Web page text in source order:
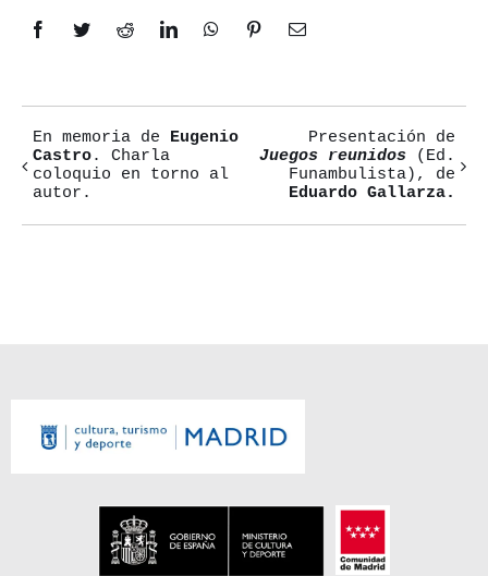
FacebookTwitterRedditLinkedInWhatsAppPinterestCorreo
Navegación
del
Evento
En memoria de Eugenio
Castro. Charla
coloquio en torno al
autor.
Presentación de
Juegos reunidos (Ed.
Funambulista), de
Eduardo Gallarza.